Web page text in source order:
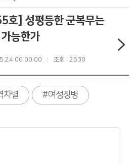
호] 성평등한 군복무는
가능한가
00:00:00 조회 : 2530
차별 #여성징병